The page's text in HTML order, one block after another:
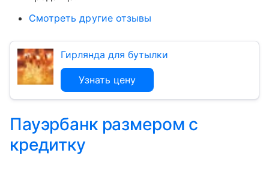
Смотреть другие отзывы
Гирлянда для бутылки
Узнать цену
Пауэрбанк размером с
кредитку